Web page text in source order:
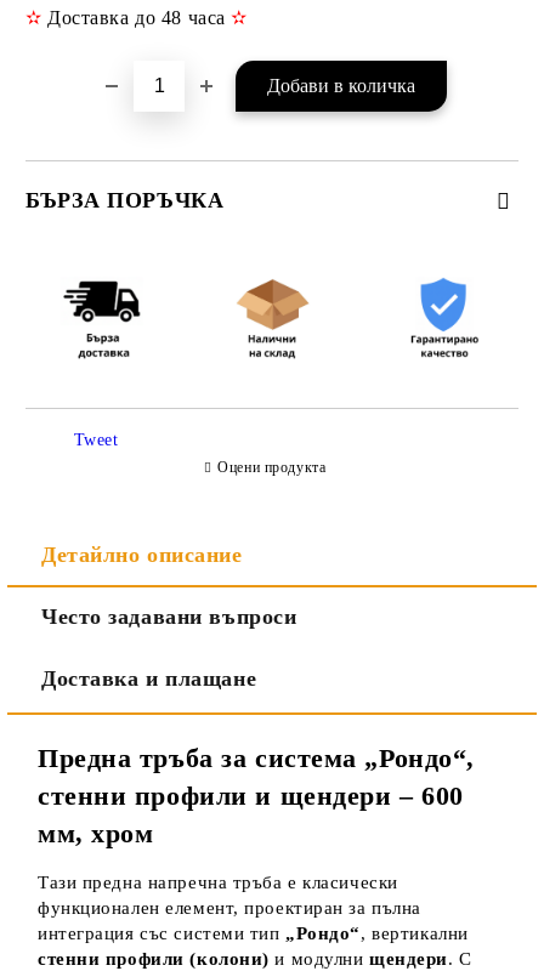
✫ Доставка до 48 часа✫
БЪРЗА ПОРЪЧКА
Tweet
Оцени продукта
Детайлно описание
Често задавани въпроси
Доставка и плащане
Предна тръба за система „Рондо“,
стенни профили и щендери – 600
мм, хром
Тази предна напречна тръба е класически
функционален елемент, проектиран за пълна
интеграция със системи тип „Рондо“, вертикални
стенни профили (колони) и модулнищендери. С